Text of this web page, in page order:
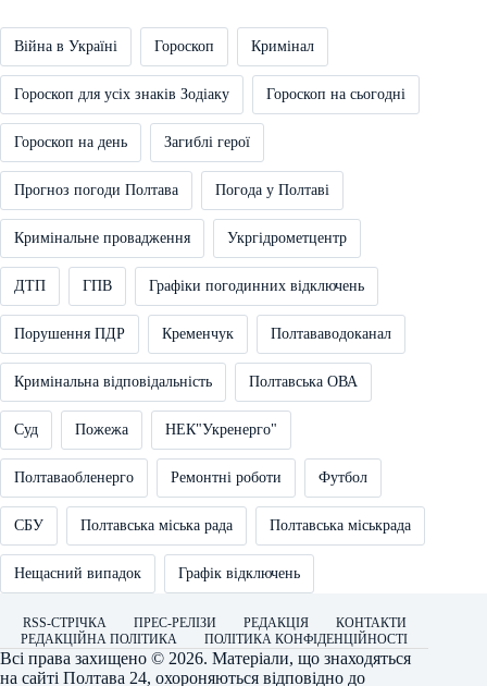
Війна в Україні Гороскоп Кримінал
Гороскоп для усіх знаків Зодіаку Гороскоп на сьогодні
Гороскоп на день Загиблі герої
Прогноз погоди Полтава Погода у Полтаві
Кримінальне провадження Укргідрометцентр
ДТП ГПВ Графіки погодинних відключень
Порушення ПДР Кременчук Полтававодоканал
Кримінальна відповідальність Полтавська ОВА
Суд Пожежа НЕК"Укренерго"
Полтаваобленерго Ремонтні роботи Футбол
СБУ Полтавська міська рада Полтавська міськрада
Нещасний випадок Графік відключень
RSS-СТРІЧКА ПРЕС-РЕЛІЗИ РЕДАКЦІЯ
КОНТАКТИ
РЕДАКЦІЙНА ПОЛІТИКА
ПОЛІТИКА КОНФІДЕНЦІЙНОСТІ
Всі права захищено © 2026. Матеріали, що знаходяться
на сайті Полтава 24, охороняються відповідно до